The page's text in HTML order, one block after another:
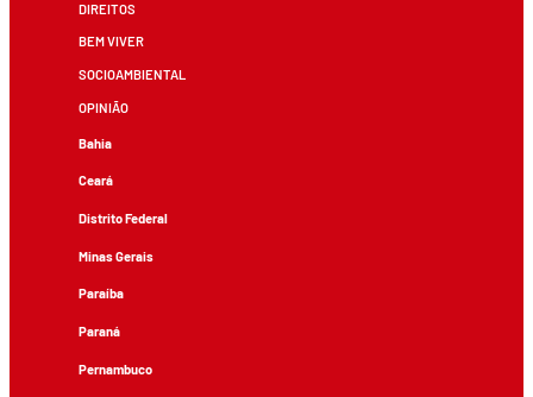
DIREITOS
BEM VIVER
SOCIOAMBIENTAL
OPINIÃO
Bahia
Ceará
Distrito Federal
Minas Gerais
Paraíba
Paraná
Pernambuco